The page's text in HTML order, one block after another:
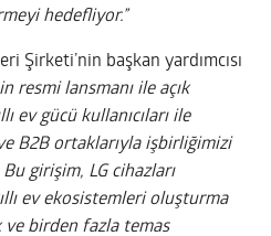
hedefliyor.”
Şirketi’nin başkan yardımcısı
resmi lansmanı ile açık
ev gücü kullanıcıları ile
B2B ortaklarıyla işbirliğimizi
girişim, LG cihazları
ev ekosistemleri oluşturma
ve birden fazla temas